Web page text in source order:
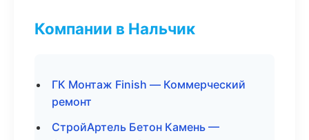
Компании в Нальчик
ГК Монтаж Finish — Коммерческий
ремонт
СтройАртель Бетон Камень —